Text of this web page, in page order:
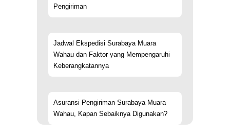
Pengiriman
Jadwal Ekspedisi Surabaya Muara
Wahau dan Faktor yang Mempengaruhi
Keberangkatannya
Asuransi Pengiriman Surabaya Muara
Wahau, Kapan Sebaiknya Digunakan?